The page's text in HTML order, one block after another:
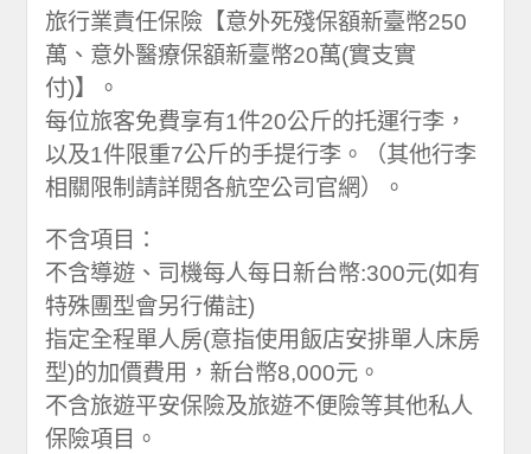
旅行業責任保險【意外死殘保額新臺幣250
萬、意外醫療保額新臺幣20萬(實支實
付)】。
每位旅客免費享有1件20公斤的托運行李，
以及1件限重7公斤的手提行李。（其他行李
相關限制請詳閱各航空公司官網）。
不含項目：
不含導遊、司機每人每日新台幣:300元(如有
特殊團型會另行備註)
指定全程單人房(意指使用飯店安排單人床房
型)的加價費用，新台幣8,000元。
不含旅遊平安保險及旅遊不便險等其他私人
保險項目。